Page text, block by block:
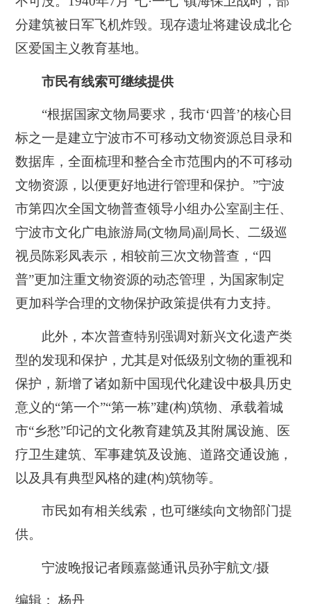
分建筑被日军飞机炸毁。现存遗址将建设成北仑
区爱国主义教育基地。
市民有线索可继续提供
“根据国家文物局要求，我市‘四普’的核心目
标之一是建立宁波市不可移动文物资源总目录和
数据库，全面梳理和整合全市范围内的不可移动
文物资源，以便更好地进行管理和保护。”宁波
市第四次全国文物普查领导小组办公室副主任、
宁波市文化广电旅游局(文物局)副局长、二级巡
视员陈彩凤表示，相较前三次文物普查，“四
普”更加注重文物资源的动态管理，为国家制定
更加科学合理的文物保护政策提供有力支持。
此外，本次普查特别强调对新兴文化遗产类
型的发现和保护，尤其是对低级别文物的重视和
保护，新增了诸如新中国现代化建设中极具历史
意义的“第一个”“第一栋”建(构)筑物、承载着城
市“乡愁”印记的文化教育建筑及其附属设施、医
疗卫生建筑、军事建筑及设施、道路交通设施，
以及具有典型风格的建(构)筑物等。
市民如有相关线索，也可继续向文物部门提
供。
宁波晚报记者顾嘉懿通讯员孙宇航文/摄
编辑： 杨丹